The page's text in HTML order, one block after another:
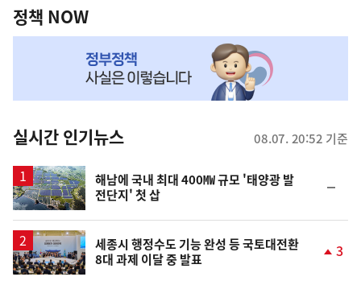
책
NOW,
뉴
스
정책 NOW
실시간 인기뉴스 08.07. 20:52 기준
해남에 국내 최대 400㎿ 규모 '태양광 발
전단지' 첫 삽
일
세종시 행정수도 기능 완성 등 국토대전환
8대 과제 이달 중 발표
3